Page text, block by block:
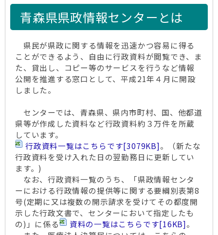
青森県県政情報センターとは
県民が県政に関する情報を迅速かつ容易に得る
ことができるよう、自由に行政資料が閲覧でき、ま
た、貸出し、コピー等のサービスを行うなど情報
公開を推進する窓口として、平成21年４月に開設
しました。
センターでは、青森県、県内市町村、国、他都道
県等が作成した資料など行政資料約３万件を所蔵
しています。
行政資料一覧はこちらです[3079KB]。（新たな
行政資料を受け入れた日の翌勤務日に更新してい
ます。)
なお、行政資料一覧のうち、「県政情報センタ
ーにおける行政情報の提供等に関する要綱別表第8
号(定期に又は複数の開示請求を受けてその都度開
示した行政文書で、センターにおいて指定したも
の)」に係る
資料の一覧はこちらです[16KB]。